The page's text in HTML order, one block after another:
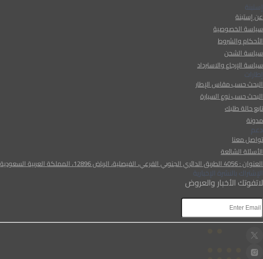
إستبنة
عن إستبنة
سياسة الخصوصية
الأحكام والشروط
سياسة الشحن
سياسة الإرجاع والاسترداد
إطارات
البحث حسب مقاس الإطار
البحث حسب نوع السيارة
تابع حالة طلبك
مدونة
دعم
تواصل معنا
الأسئلة الشائعة
العنوان : 4056 الطريق الدائري الجنوبي الفرعي، الفيصلية، الرياض 12896، المملكة العربية السعودية
الإشتراك بالنشرة الإخبارية
لاتفوتك الأخبار والعروض